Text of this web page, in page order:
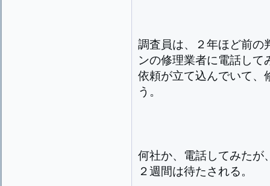
調査員は、２年ほど前の
ンの修理業者に電話して
依頼が立て込んでいて、
う。
何社か、電話してみたが
２週間は待たされる。